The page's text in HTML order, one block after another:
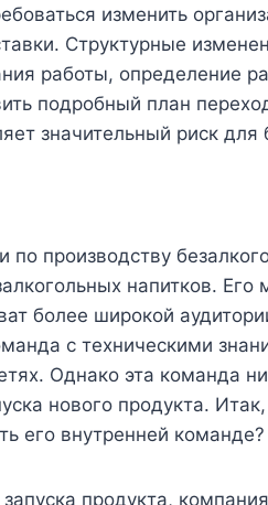
изменить
Структурные
работы, определение
подробный план
значительный риск для
производству
напитков. Его
более широкой
с техническими
Однако эта команда
нового продукта.
его внутренней команде?
продукта,